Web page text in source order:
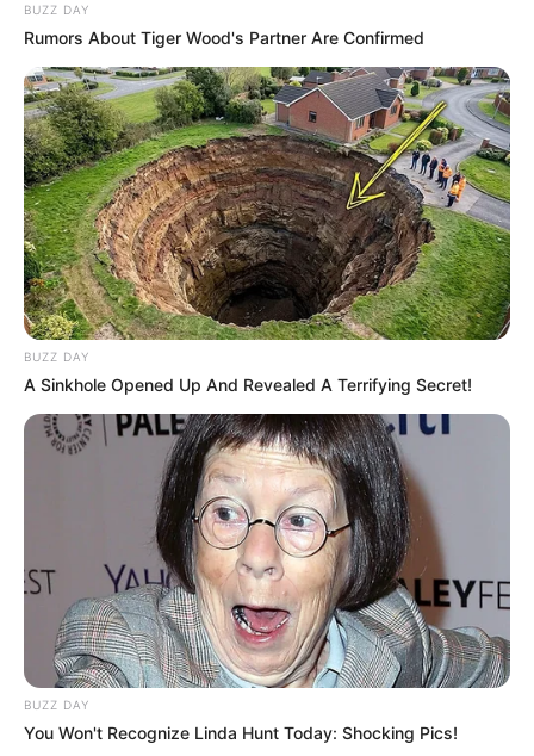
bei der Tier- und Pflanzenzucht anwenden, hatte
Charles Darwin 1858 der universitären Welt gelehrt. Die
mussten die Abstammungslehre ja endlich auch mal
lernen.
weitere Kalauer
Quermania folgen: Impressum & Kontakt
Smartphone Startseite
Suchen:
Auf einigen Seiten dieses Projektes sind Affiliate-
Angebote integriert. Wenn etwas darüber gebucht oder
gekauft wird, ist das eine Unterstützung, ohne dass sich
dadurch der Preis ändert.
BUZZ DAY
Rumors About Tiger Wood's Partner Are Confirmed
BUZZ DAY
A Sinkhole Opened Up And Revealed A Terrifying Secret!
BUZZ DAY
You Won't Recognize Linda Hunt Today: Shocking Pics!